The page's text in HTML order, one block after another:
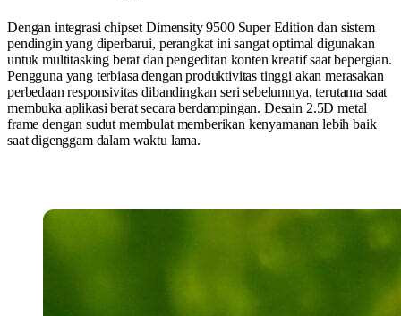
Dengan integrasi chipset Dimensity 9500 Super Edition dan sistem
pendingin yang diperbarui, perangkat ini sangat optimal digunakan
untuk multitasking berat dan pengeditan konten kreatif saat bepergian.
Pengguna yang terbiasa dengan produktivitas tinggi akan merasakan
perbedaan responsivitas dibandingkan seri sebelumnya, terutama saat
membuka aplikasi berat secara berdampingan. Desain 2.5D metal
frame dengan sudut membulat memberikan kenyamanan lebih baik
saat digenggam dalam waktu lama.